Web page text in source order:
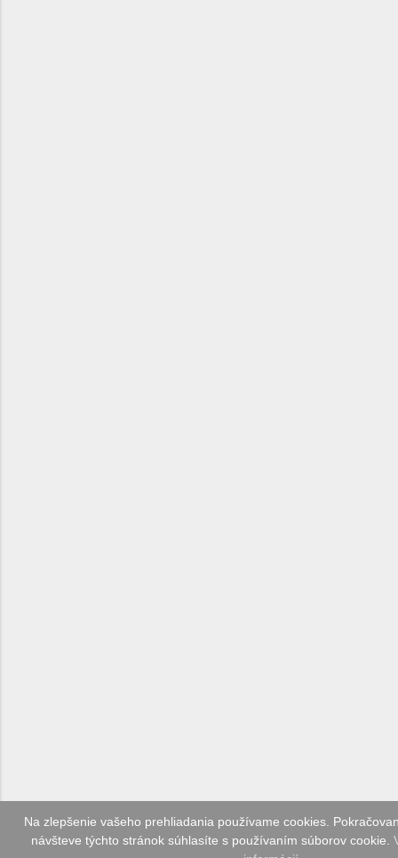
Na zlepšenie vašeho prehliadania používame cookies.
návšteve týchto stránok súhlasíte s používaním súborov cookie.